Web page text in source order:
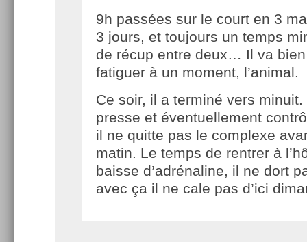
9h passées sur le court en 3
3 jours, et toujours un temps
de récup entre deux… Il va
fatiguer à un moment, l’animal.
Ce soir, il a terminé vers
presse et éventuellement
il ne quitte pas le complexe
matin. Le temps de rentrer à
baisse d’adrénaline, il ne dort
avec ça il ne cale pas d’ici